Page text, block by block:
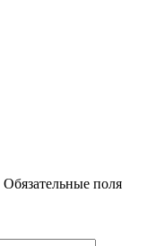
Обязательные поля